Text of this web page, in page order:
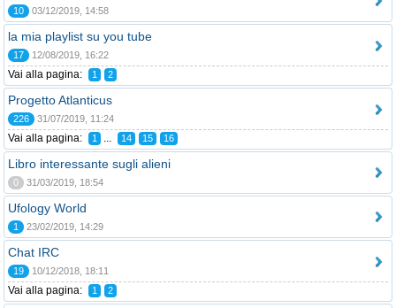
10 03/12/2019, 14:58
la mia playlist su you tube
17 12/08/2019, 16:22
Vai alla pagina: 1 2
Progetto Atlanticus
226 31/07/2019, 11:24
Vai alla pagina: 1 ... 14 15 16
Libro interessante sugli alieni
0 31/03/2019, 18:54
Ufology World
1 23/02/2019, 14:29
Chat IRC
19 10/12/2018, 18:11
Vai alla pagina: 1 2